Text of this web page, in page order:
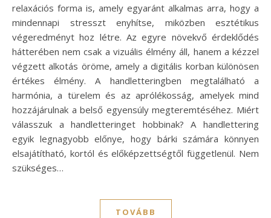
relaxációs forma is, amely egyaránt alkalmas arra, hogy a
mindennapi stresszt enyhítse, miközben esztétikus
végeredményt hoz létre. Az egyre növekvő érdeklődés
hátterében nem csak a vizuális élmény áll, hanem a kézzel
végzett alkotás öröme, amely a digitális korban különösen
értékes élmény. A handletteringben megtalálható a
harmónia, a türelem és az aprólékosság, amelyek mind
hozzájárulnak a belső egyensúly megteremtéséhez. Miért
válasszuk a handletteringet hobbinak? A handlettering
egyik legnagyobb előnye, hogy bárki számára könnyen
elsajátítható, kortól és előképzettségtől függetlenül. Nem
szükséges…
TOVÁBB